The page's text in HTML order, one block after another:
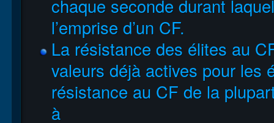
chaque seconde durant
l’emprise d’un CF.
La résistance des élites au
valeurs déjà actives pour les
résistance au CF de la
à